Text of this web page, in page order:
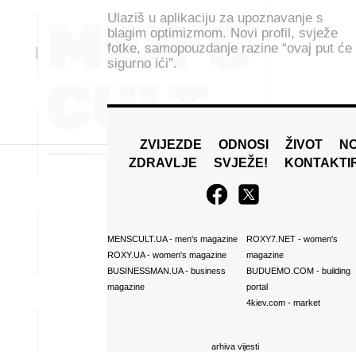
Ulaziš u aplikaciju za upoznavanje s
blagim optimizmom. Novi profil, svježe
fotke, samopouzdanje razine “ovaj put će
sigurno ići”.
ZVIJEZDE ODNOSI ŽIVOT
ZDRAVLJE
SVJEŽE!
MENSCULT.UA- men's magazine
ROXY.UA- women's magazine
BUSINESSMAN.UA- business
magazine
ROXY7.NET- women's
magazine
BUDUEMO.COM- building
portal
4kiev.com- market
arhiva vijesti